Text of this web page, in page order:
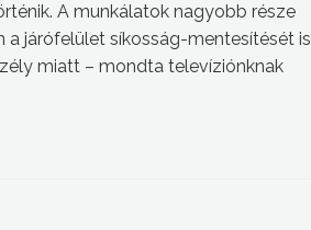
A munkálatok nagyobb része
a járófelület síkosság-mentesítését is
miatt – mondta televíziónknak